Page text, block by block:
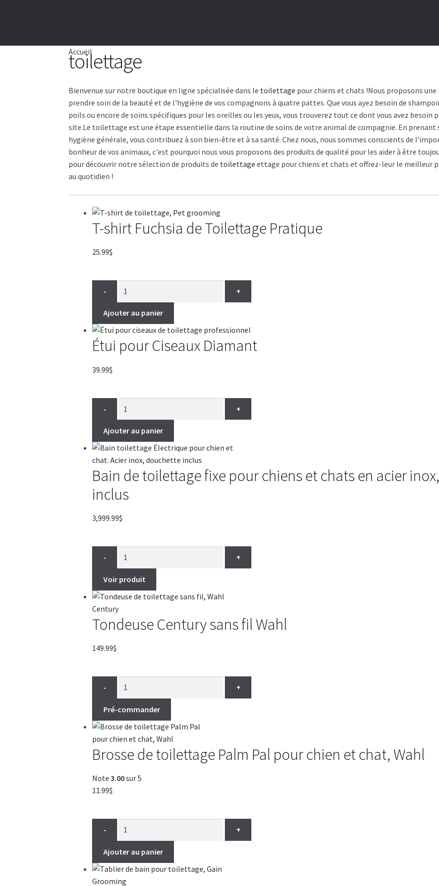
Accueil
toilettage
Bienvenue sur notre boutique en ligne spécialisée dans le toilettage pour chiens et chats !Nous proposons
prendre soin de la beauté et de l'hygiène de vos compagnons à quatre pattes. Que vous ayez besoin de
poils ou encore de soins spécifiques pour les oreilles ou les yeux, vous trouverez tout ce dont vous avez
site.Le toilettage est une étape essentielle dans la routine de soins de votre animal de compagnie. En prenant
hygiène générale, vous contribuez à son bien-être et à sa santé. Chez nous, nous sommes conscients de
bonheur de vos animaux, c'est pourquoi nous vous proposons des produits de qualité pour les aider à être
pour découvrir notre sélection de produits de toilettage ettage pour chiens et chats et offrez-leur le meilleur
au quotidien !
T-shirt Fuchsia de Toilettage Pratique
25.99$
- +
Ajouter au panier
Étui pour Ciseaux Diamant
39.99$
- +
Ajouter au panier
Bain de toilettage fixe pour chiens et chats en acier
inclus
3,999.99$
- +
Voir produit
Tondeuse Century sans fil Wahl
149.99$
- +
Pré-commander
Brosse de toilettage Palm Pal pour chien et chat, Wahl
Note3.00sur 5
11.99$
- +
Ajouter au panier